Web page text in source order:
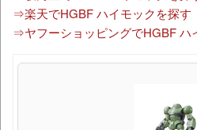
⇒楽天でHGBF ハイモックを探す
⇒ヤフーショッピングでHGBF ハ